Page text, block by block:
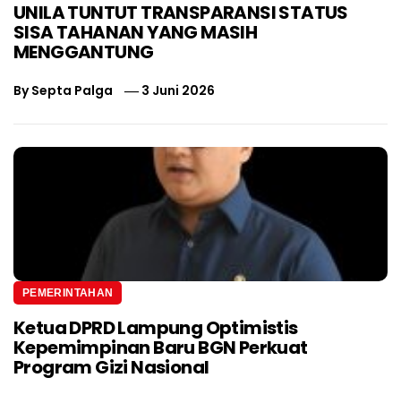
UNILA TUNTUT TRANSPARANSI STATUS
SISA TAHANAN YANG MASIH
MENGGANTUNG
BySepta Palga 3 Juni 2026
PEMERINTAHAN
Ketua DPRD Lampung Optimistis
Kepemimpinan Baru BGN Perkuat
Program Gizi Nasional